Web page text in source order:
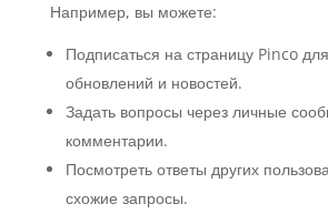
Например, вы можете:
Подписаться на страницу Pinco
обновлений и новостей.
Задать вопросы через личные
комментарии.
Посмотреть ответы других
схожие запросы.